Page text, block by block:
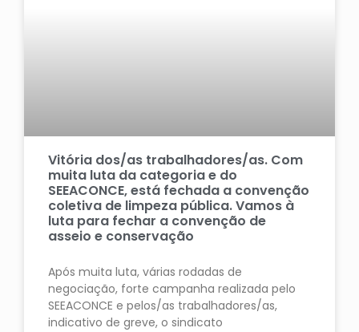
Vitória dos/as trabalhadores/as. Com
muita luta da categoria e do
SEEACONCE, está fechada a convenção
coletiva de limpeza pública. Vamos à
luta para fechar a convenção de
asseio e conservação
Após muita luta, várias rodadas de
negociação, forte campanha realizada pelo
SEEACONCE e pelos/as trabalhadores/as,
indicativo de greve, o sindicato